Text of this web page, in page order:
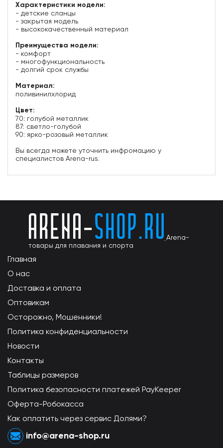
Характеристики модели:
- детские сланцы
- закрытая модель
- высококачественный материал
Преимущества модели:
- комфорт
- многофункциональность
- долгий срок службы
Материал:
поливинилхлорид
Цвет:
70: голубой металлик
87: светло-голубой
90: ярко-розовый металлик
Вы всегда можете уточнить инфромацию у
специалистов Arena-rus.
Arena-
товары для плавания и спорта
Главная
О нас
Доставка и оплата
Оптовикам
Осторожно, Мошенники!
Политика конфиденциальности
Новости
Контакты
Таблицы размеров
Политика безопасности платежей PayKeeper
Оферта-Робокасса
Как оплатить через сервис Долями?
info@arena-shop.ru